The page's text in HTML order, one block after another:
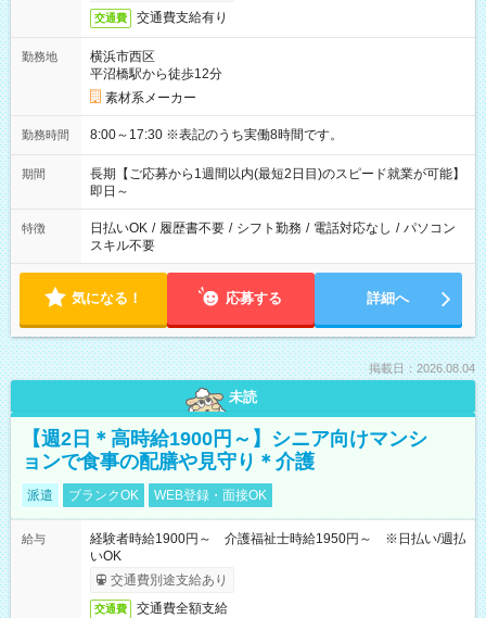
交通費 交通費支給有り
勤務地
横浜市西区
平沼橋駅から徒歩12分
素材系メーカー
勤務時間 8:00～17:30 ※表記のうち実働8時間です。
期間
長期【ご応募から1週間以内(最短2日目)のスピード就業が可能】
即日～
特徴 日払いOK / 履歴書不要 / シフト勤務 / 電話対応なし / パソコン
スキル不要
気になる！ 応募する 詳細へ
掲載日：2026.08.04
未読
【週2日＊高時給1900円～】シニア向けマンシ
ョンで食事の配膳や見守り＊介護
派遣 ブランクOK WEB登録・面接OK
給与
経験者時給1900円～ 介護福祉士時給1950円～ ※日払い/週払
いOK
交通費別途支給あり
交通費 交通費全額支給